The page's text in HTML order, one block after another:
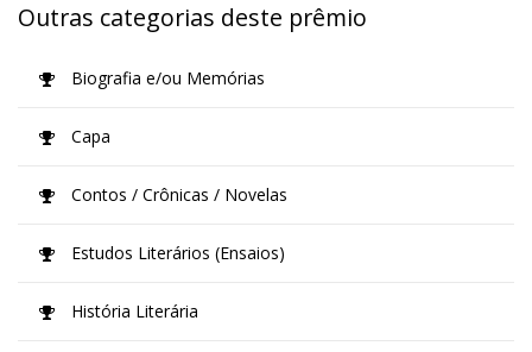
Outras categorias deste prêmio
Biografia e/ou Memórias
Capa
Contos / Crônicas / Novelas
Estudos Literários (Ensaios)
História Literária